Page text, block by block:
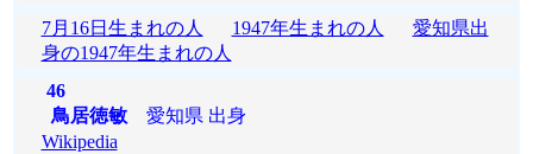
7月16日生まれの人
1947年生まれの人
愛知県出
身の1947年生まれの人
46
鳥居徳敏愛知県 出身
Wikipedia